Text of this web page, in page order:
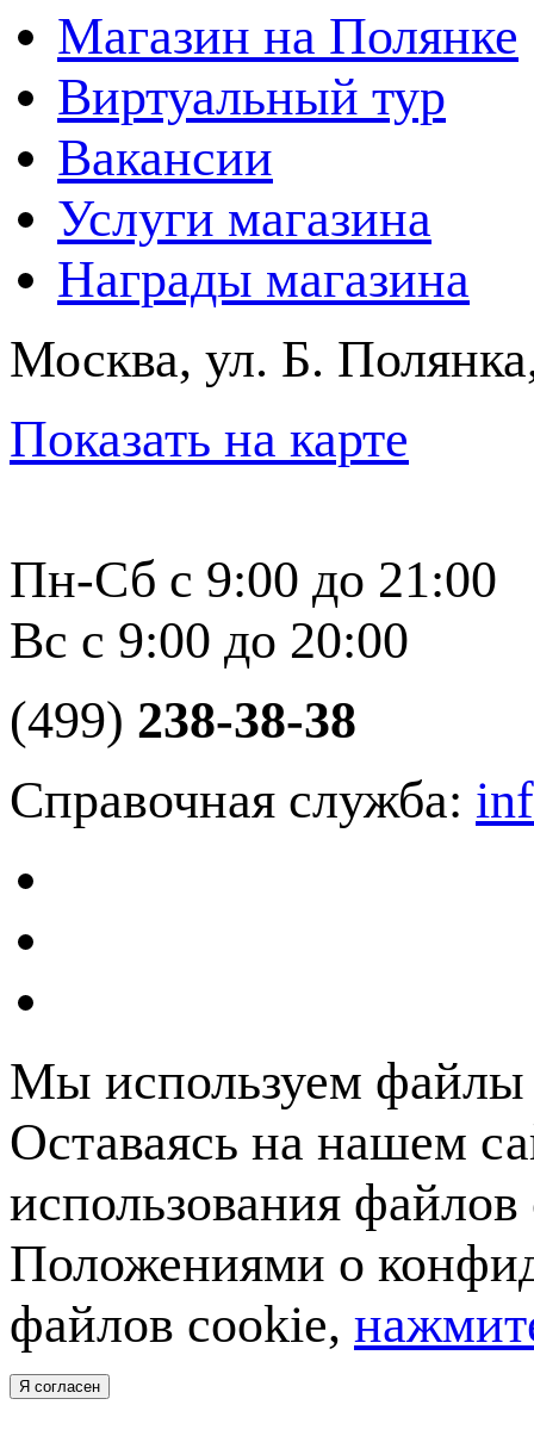
Магазин на Полянке
Виртуальный тур
Вакансии
Услуги магазина
Награды магазина
Москва, ул. Б.
Показать на карте
Пн-Сб с 9:00 до 21:00
Вс с 9:00 до 20:00
(499) 238-38-38
Справочная служба:
Мы используем файлы
Оставаясь на нашем
использования
Положениями о
файлов cookie,
Я согласен